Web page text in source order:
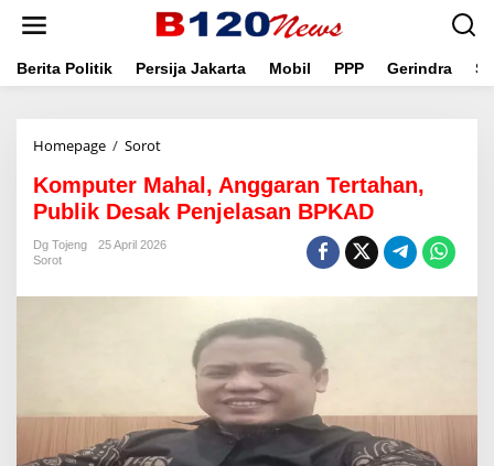
t
Berita Politik Persija Jakarta Mobil PPP Gerindra
Homepage / Sorot
m
p
u
t
A
Komputer Mahal, Anggaran Tertahan,
Publik Desak Penjelasan BPKAD
Dg Tojeng
25 April 2026
Sorot